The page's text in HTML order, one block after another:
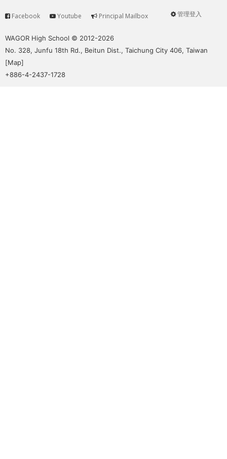
User
管理登入
Service
Facebook Youtube Principal Mailbox
WAGOR High School © 2012-2026
No. 328, Junfu 18th Rd., Beitun Dist., Taichung City 406, Taiwan
[Map]
+886-4-2437-1728